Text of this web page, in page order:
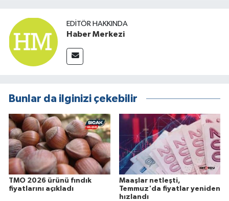
EDITÖR HAKKINDA
Haber Merkezi
Bunlar da ilginizi çekebilir
TMO 2026 ürünü fındık
fiyatlarını açıkladı
Maaşlar netleşti,
Temmuz'da fiyatlar yeniden
hızlandı